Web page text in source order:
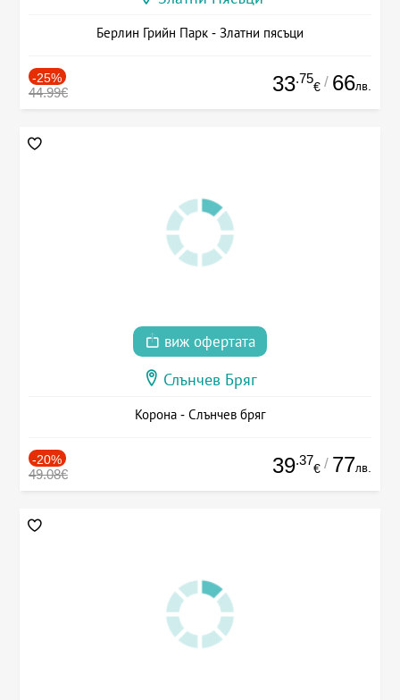
Берлин Грийн Парк - Златни пясъци
-25%
44.99€ 33.75
€ / 66лв.
виж офертата
Слънчев Бряг
Корона - Слънчев бряг
-20%
49.08€ 39.37
€ / 77лв.